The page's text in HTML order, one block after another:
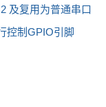
及复用为普通串口
控制GPIO引脚